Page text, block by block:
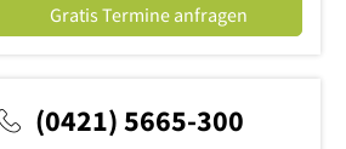
Gratis Termine anfragen
(0421) 5665-300